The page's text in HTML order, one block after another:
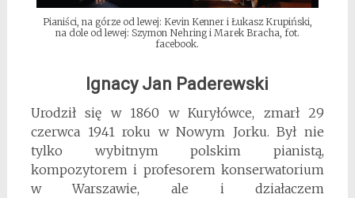
Pianiści, na górze od lewej: Kevin Kenner i Łukasz Krupiński,
na dole od lewej: Szymon Nehring i Marek Bracha, fot.
facebook.
Ignacy Jan Paderewski
Urodził się w 1860 w Kuryłówce, zmarł 29
czerwca 1941 roku w Nowym Jorku. Był nie
tylko wybitnym polskim pianistą,
kompozytorem i profesorem konserwatorium
w Warszawie, ale i działaczem